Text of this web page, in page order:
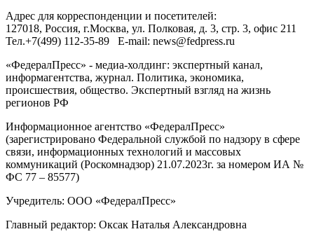
Адрес для корреспонденции и посетителей:
127018, Россия, г.Москва, ул. Полковая, д. 3, стр. 3, офис 211
Тел.+7(499) 112-35-89 E-mail: news@fedpress.ru
«ФедералПресс» - медиа-холдинг: экспертный канал,
информагентства, журнал. Политика, экономика,
происшествия, общество. Экспертный взгляд на жизнь
регионов РФ
Информационное агентство «ФедералПресс»
(зарегистрировано Федеральной службой по надзору в сфере
связи, информационных технологий и массовых
коммуникаций (Роскомнадзор) 21.07.2023г. за номером ИА №
ФС 77 – 85577)
Учредитель: ООО «ФедералПресс»
Главный редактор: Оксак Наталья Александровна